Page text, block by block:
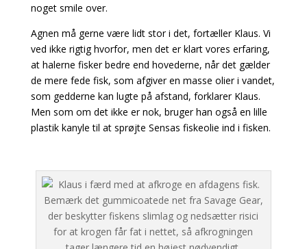
noget smile over.
Agnen må gerne være lidt stor i det, fortæller Klaus. Vi
ved ikke rigtig hvorfor, men det er klart vores erfaring,
at halerne fisker bedre end hovederne, når det gælder
de mere fede fisk, som afgiver en masse olier i vandet,
som gedderne kan lugte på afstand, forklarer Klaus.
Men som om det ikke er nok, bruger han også en lille
plastik kanyle til at sprøjte Sensas fiskeolie ind i fisken.